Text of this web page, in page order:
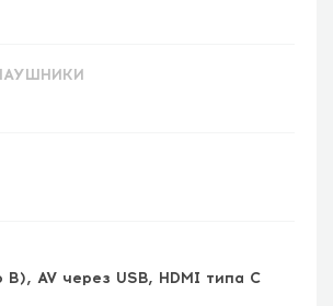
AV через USB, HDMI типа C